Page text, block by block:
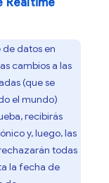
Realtime
de datos en
cambios a las
(que se
el mundo)
recibirás
y, luego, las
todas
la fecha de